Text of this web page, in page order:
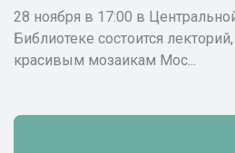
28 ноября в 17:00 в
Библиотеке состоится
красивым мозаикам Мос...